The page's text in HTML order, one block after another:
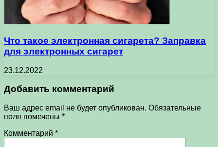
Что такое электронная сигарета? Заправка
для электронных сигарет
23.12.2022
Добавить комментарий
Ваш адрес email не будет опубликован. Обязательные
поля помечены *
Комментарий *